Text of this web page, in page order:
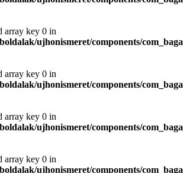
array key 0 in
ujhonismeret/components/
array key 0 in
ujhonismeret/components/
array key 0 in
ujhonismeret/components/
array key 0 in
ujhonismeret/components/